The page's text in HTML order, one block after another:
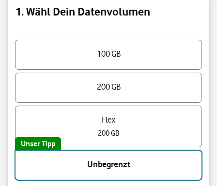
1. Wähl Dein Datenvolumen
Triff eine Auswahl
100 GB
200 GB
Flex
200 GB
Unser Tipp
Unbegrenzt